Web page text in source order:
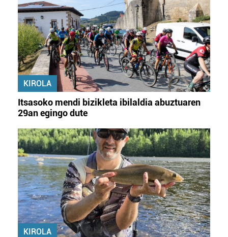
KIROLA
Itsasoko mendi bizikleta ibilaldia abuztuaren
29an egingo dute
KIROLA